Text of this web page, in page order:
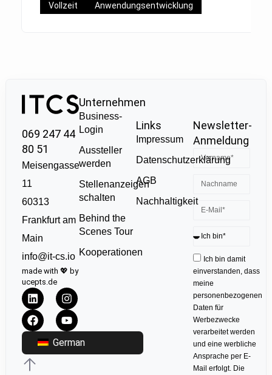
Vollzeit Anwendungsentwicklung
069 247 44
80 51
Meisengasse
11
60313
Frankfurt am
Main
info@it-cs.io
made with 💖 by
ucepts.de
German
Unternehmen
Business-
Login
Aussteller
werden
Stellenanzeigen
schalten
Behind the
Scenes Tour
Kooperationen
Links
Impressum
Datenschutzerklärung
AGB
Nachhaltigkeit
Newsletter-
Anmeldung
Ich bin damit
einverstanden, dass
meine
personenbezogenen
Daten für
Werbezwecke
verarbeitet werden
und eine werbliche
Ansprache per E-
Mail erfolgt. Die